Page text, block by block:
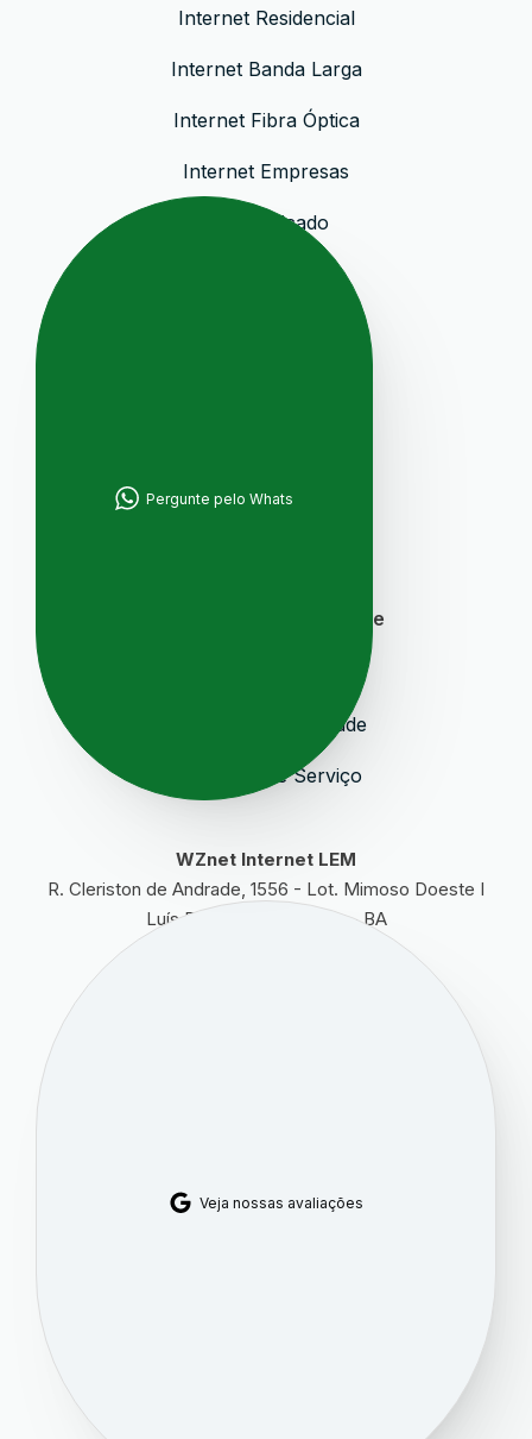
Veja nossas avaliações
Pergunte pelo Whats
Internet Residencial
Internet Banda Larga
Internet Fibra Óptica
Internet Empresas
Link Dedicado
Blog
Segurança e Privacidade
Política de Privacidade
Contratos de Serviço
WZnet Internet LEM
R. Cleriston de Andrade, 1556 - Lot. Mimoso Doeste I
Luís Eduardo Magalhães - BA